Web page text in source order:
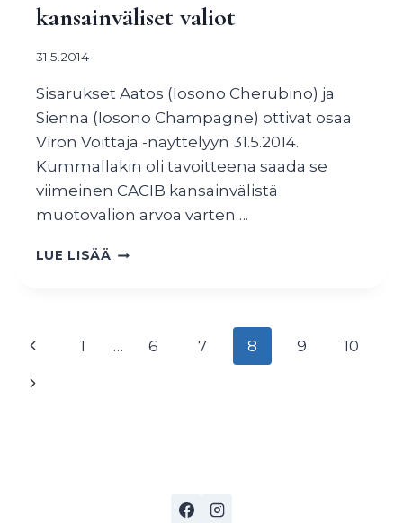
kansainväliset valiot
31.5.2014
Sisarukset Aatos (Iosono Cherubino) ja
Sienna (Iosono Champagne) ottivat osaa
Viron Voittaja -näyttelyyn 31.5.2014.
Kummallakin oli tavoitteena saada se
viimeinen CACIB kansainvälistä
muotovalion arvoa varten….
LUE LISÄÄ AATOKSESTA
Sivunavigointi
Edellinen
sivu
1 … 6 7 8 9 10
Seuraava